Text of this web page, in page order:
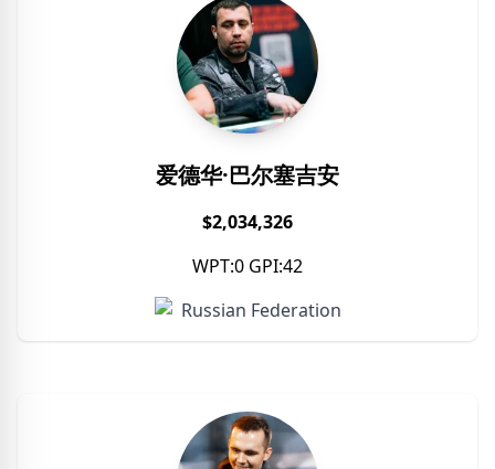
爱德华·巴尔塞吉安
$2,034,326
WPT:0 GPI:42
Russian Federation